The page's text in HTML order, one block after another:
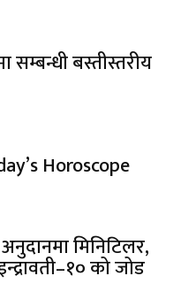
सम्बन्धी बस्तीस्तरीय
Horoscope
मिनिटिलर,
को जोड